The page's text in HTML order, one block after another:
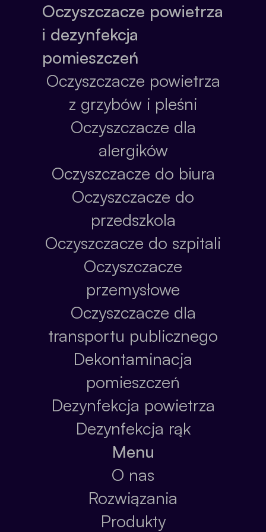
Oczyszczacze powietrza
i dezynfekcja
pomieszczeń
Oczyszczacze powietrza
z grzybów i pleśni
Oczyszczacze dla
alergików
Oczyszczacze do biura
Oczyszczacze do
przedszkola
Oczyszczacze do szpitali
Oczyszczacze
przemysłowe
Oczyszczacze dla
transportu publicznego
Dekontaminacja
pomieszczeń
Dezynfekcja powietrza
Dezynfekcja rąk
Menu
O nas
Rozwiązania
Produkty